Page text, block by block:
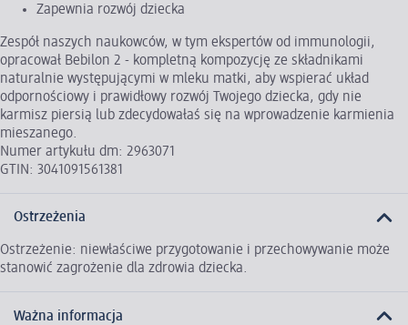
Zapewnia rozwój dziecka
Zespół naszych naukowców, w tym ekspertów od immunologii,
opracował Bebilon 2 - kompletną kompozycję ze składnikami
naturalnie występującymi w mleku matki, aby wspierać układ
odpornościowy i prawidłowy rozwój Twojego dziecka, gdy nie
karmisz piersią lub zdecydowałaś się na wprowadzenie karmienia
mieszanego.
Numer artykułu dm: 2963071
GTIN: 3041091561381
Ostrzeżenia
Ostrzeżenie: niewłaściwe przygotowanie i przechowywanie może
stanowić zagrożenie dla zdrowia dziecka.
Ważna informacja